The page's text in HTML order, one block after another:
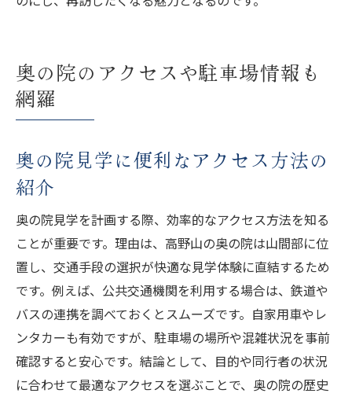
奥の院のアクセスや駐車場情報も
網羅
奥の院見学に便利なアクセス方法の
紹介
奥の院見学を計画する際、効率的なアクセス方法を知る
ことが重要です。理由は、高野山の奥の院は山間部に位
置し、交通手段の選択が快適な見学体験に直結するため
です。例えば、公共交通機関を利用する場合は、鉄道や
バスの連携を調べておくとスムーズです。自家用車やレ
ンタカーも有効ですが、駐車場の場所や混雑状況を事前
確認すると安心です。結論として、目的や同行者の状況
に合わせて最適なアクセスを選ぶことで、奥の院の歴史